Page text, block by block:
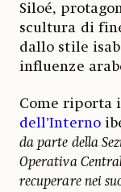
Siloé,
scultura di
dallo stile
influenze
Come riporta
dell’Interno
da parte della
Operativa
recuperare nei